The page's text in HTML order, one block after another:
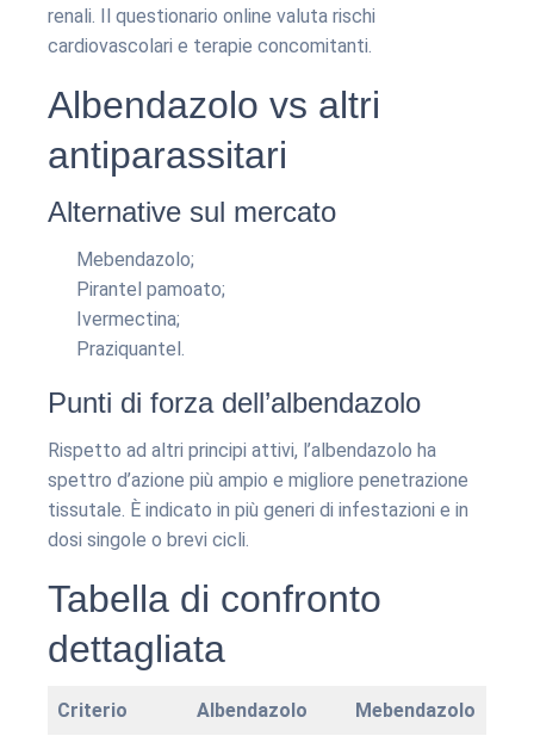
renali. Il questionario online valuta rischi
cardiovascolari e terapie concomitanti.
Albendazolo vs altri
antiparassitari
Alternative sul mercato
Mebendazolo;
Pirantel pamoato;
Ivermectina;
Praziquantel.
Punti di forza dell’albendazolo
Rispetto ad altri principi attivi, l’albendazolo ha
spettro d’azione più ampio e migliore penetrazione
tissutale. È indicato in più generi di infestazioni e in
dosi singole o brevi cicli.
Tabella di confronto
dettagliata
Criterio Albendazolo Mebendazolo